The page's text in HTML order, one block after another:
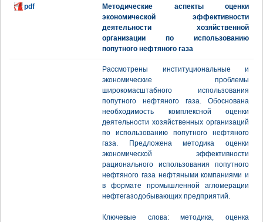
pdf
Методические аспекты оценки
экономической эффективности
деятельности хозяйственной
организации по использованию
попутного нефтяного газа
Рассмотрены институциональные и
экономические проблемы
широкомасштабного использования
попутного нефтяного газа. Обоснована
необходимость комплексной оценки
деятельности хозяйственных организаций
по использованию попутного нефтяного
газа. Предложена методика оценки
экономической эффективности
рационального использования попутного
нефтяного газа нефтяными компаниями и
в формате промышленной агломерации
нефтегазодобывающих предприятий.
Ключевые слова: методика, оценка